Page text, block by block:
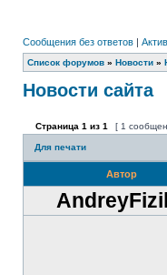
Сообщения без ответов |
Список форумов » Новости »
Новости сайта
Страница 1 из 1 [ 1
Для печати
Автор